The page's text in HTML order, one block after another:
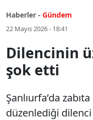
Haberler - Gündem
22 Mayıs 2026 - 18:41
Dilencinin
şok etti
Şanlıurfa’da
düzenlediği